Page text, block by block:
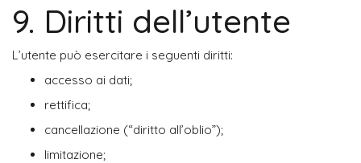
9. Diritti dell’utente
L’utente può esercitare i seguenti diritti:
accesso ai dati;
rettifica;
cancellazione (“diritto all’oblio”);
limitazione;